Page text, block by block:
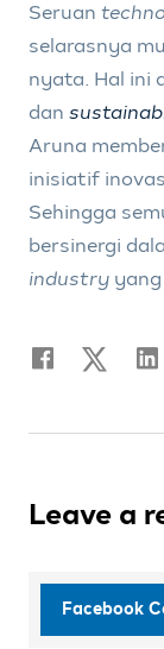
Seruan
selarasnya
nyata. Hal ini
dan
Aruna
inisiatif
Sehingga
bersinergi
industry
Leave a
Facebook